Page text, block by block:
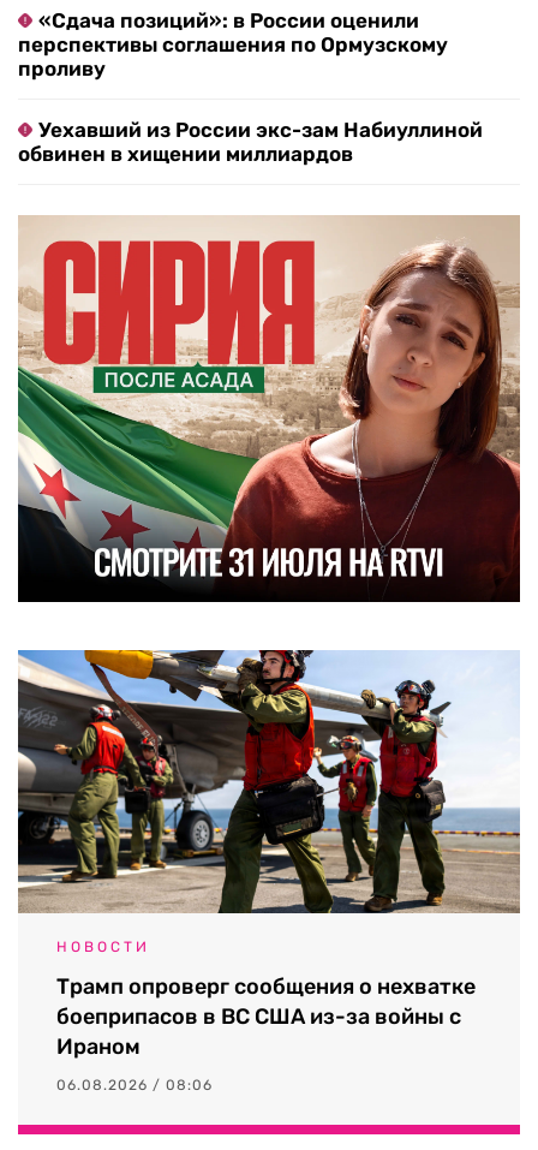
«Сдача позиций»: в России оценили
перспективы соглашения по Ормузскому
проливу
Уехавший из России экс-зам Набиуллиной
обвинен в хищении миллиардов
НОВОСТИ
Трамп опроверг сообщения о нехватке
боеприпасов в ВС США из-за войны с
Ираном
06.08.2026 / 08:06